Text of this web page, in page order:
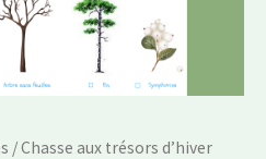
/ Chasse aux trésors d’hiver